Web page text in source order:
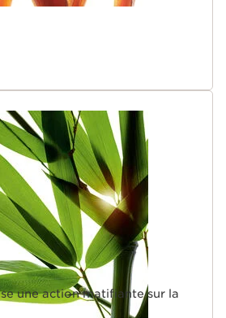
une action matifiante sur la